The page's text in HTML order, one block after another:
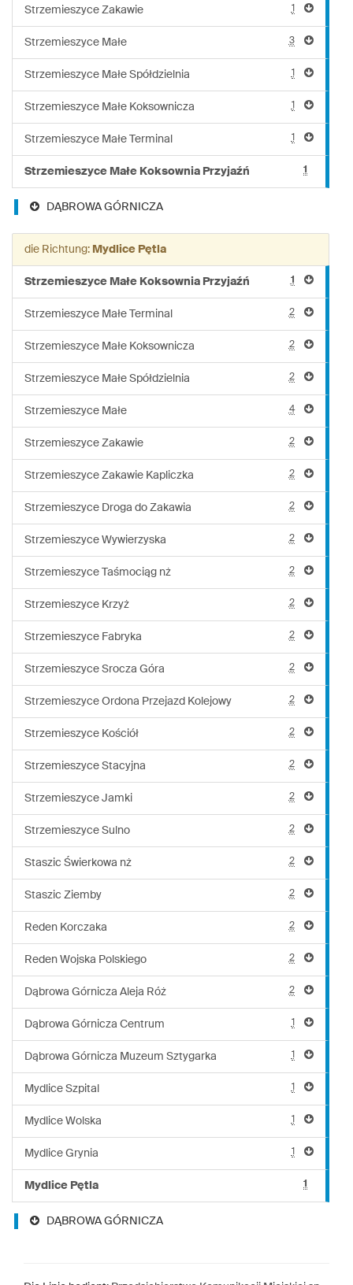
Strzemieszyce Zakawie 1
Strzemieszyce Małe 3
Strzemieszyce Małe Spółdzielnia 1
Strzemieszyce Małe Koksownicza 1
Strzemieszyce Małe Terminal 1
Strzemieszyce Małe Koksownia Przyjaźń 1
DĄBROWA GÓRNICZA
die Richtung: Mydlice Pętla
Strzemieszyce Małe Koksownia Przyjaźń 1
Strzemieszyce Małe Terminal 2
Strzemieszyce Małe Koksownicza 2
Strzemieszyce Małe Spółdzielnia 2
Strzemieszyce Małe 4
Strzemieszyce Zakawie 2
Strzemieszyce Zakawie Kapliczka 2
Strzemieszyce Droga do Zakawia 2
Strzemieszyce Wywierzyska 2
Strzemieszyce Taśmociąg nż 2
Strzemieszyce Krzyż 2
Strzemieszyce Fabryka 2
Strzemieszyce Srocza Góra 2
Strzemieszyce Ordona Przejazd Kolejowy 2
Strzemieszyce Kościół 2
Strzemieszyce Stacyjna 2
Strzemieszyce Jamki 2
Strzemieszyce Sulno 2
Staszic Świerkowa nż 2
Staszic Ziemby 2
Reden Korczaka 2
Reden Wojska Polskiego 2
Dąbrowa Górnicza Aleja Róż 2
Dąbrowa Górnicza Centrum 1
Dąbrowa Górnicza Muzeum Sztygarka 1
Mydlice Szpital 1
Mydlice Wolska 1
Mydlice Grynia 1
Mydlice Pętla 1
DĄBROWA GÓRNICZA